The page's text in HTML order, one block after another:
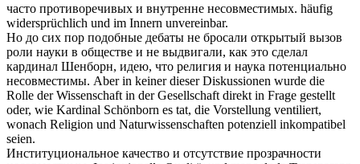
часто противоречивых и внутренне несовместимых. häufig
widersprüchlich und im Innern unvereinbar.
Но до сих пор подобные дебаты не бросали открытый вызов
роли науки в обществе и не выдвигали, как это сделал
кардинал Шенборн, идею, что религия и наука потенциально
несовместимы. Aber in keiner dieser Diskussionen wurde die
Rolle der Wissenschaft in der Gesellschaft direkt in Frage gestellt
oder, wie Kardinal Schönborn es tat, die Vorstellung ventiliert,
wonach Religion und Naturwissenschaften potenziell inkompatibel
seien.
Институциональное качество и отсутствие прозрачности